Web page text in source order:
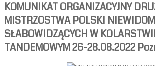
KOMUNIKAT ORGANIZACYJNY
MISTRZOSTWA POLSKI
SŁABOWIDZĄCYCH W
TANDEMOWYM 26-28.08.2022